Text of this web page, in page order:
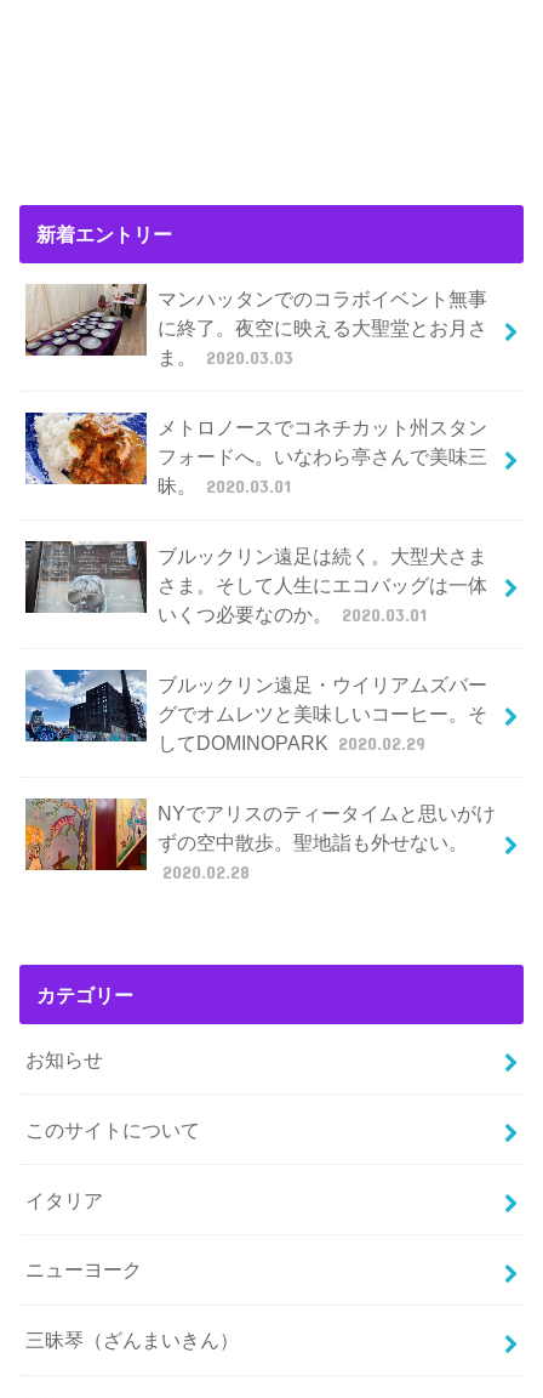
新着エントリー
マンハッタンでのコラボイベント無事
に終了。夜空に映える大聖堂とお月さ
ま。
2020.03.03
メトロノースでコネチカット州スタン
フォードへ。いなわら亭さんで美味三
昧。
2020.03.01
ブルックリン遠足は続く。大型犬さま
さま。そして人生にエコバッグは一体
いくつ必要なのか。
2020.03.01
ブルックリン遠足・ウイリアムズバー
グでオムレツと美味しいコーヒー。そ
してDOMINOPARK 2020.02.29
NYでアリスのティータイムと思いがけ
ずの空中散歩。聖地詣も外せない。
2020.02.28
カテゴリー
お知らせ
このサイトについて
イタリア
ニューヨーク
三昧琴（ざんまいきん）